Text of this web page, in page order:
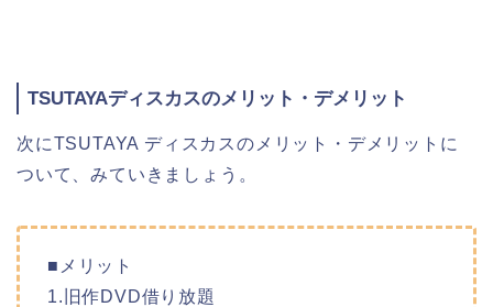
TSUTAYAディスカスのメリット・デメリット
次にTSUTAYA ディスカスのメリット・デメリットに
ついて、みていきましょう。
■メリット
1.旧作DVD借り放題